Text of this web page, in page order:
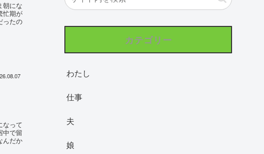
朝にな
忙期が
ったの
なって
中で留
んだか
カテゴリー
わたし
仕事
夫
娘